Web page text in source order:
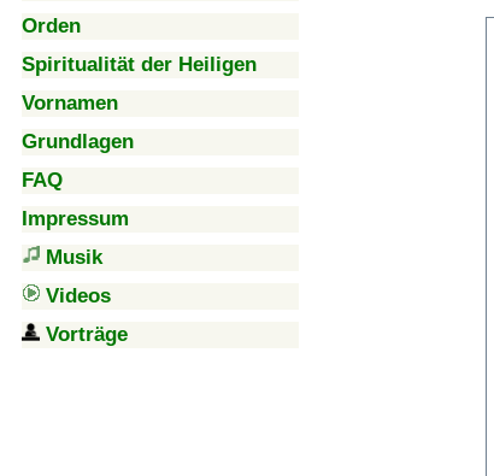
Orden
Spiritualität der Heiligen
Vornamen
Grundlagen
FAQ
Impressum
Musik
Videos
Vorträge